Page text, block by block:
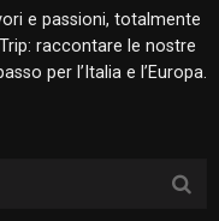
e passioni, totalmente
raccontare le nostre
per l’Italia e l’Europa.